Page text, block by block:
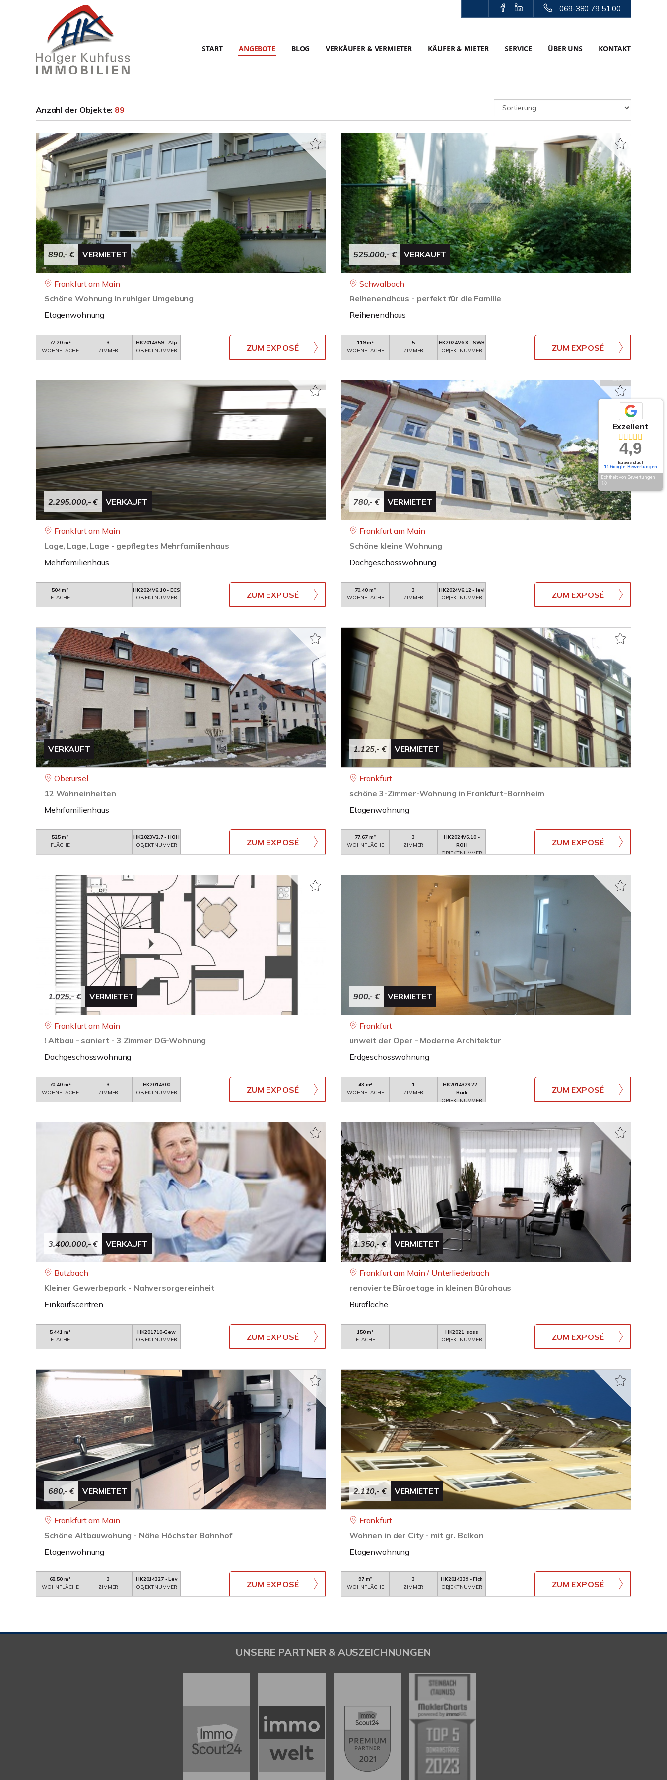
069-380 79 51 00
START ANGEBOTE BLOG VERKÄUFER & VERMIETER KÄUFER & MIETER SERVICE ÜBER UNS KONTAKT
Anzahl der Objekte: 89
890,- € VERMIETET
Frankfurt am Main
Schöne Wohnung in ruhiger Umgebung
Etagenwohnung
77,20 m²
WOHNFLÄCHE
3
ZIMMER
HK2014359 - Alp
OBJEKTNUMMER
ZUM EXPOSÉ
525.000,- € VERKAUFT
Schwalbach
Reihenendhaus - perfekt für die Familie
Reihenendhaus
119 m²
WOHNFLÄCHE
5
ZIMMER
HK2024V6.8 - SWB
OBJEKTNUMMER
ZUM EXPOSÉ
2.295.000,- € VERKAUFT
Frankfurt am Main
Lage, Lage, Lage - gepflegtes Mehrfamilienhaus
Mehrfamilienhaus
504 m²
FLÄCHE
HK2024V6.10 - ECS
OBJEKTNUMMER
ZUM EXPOSÉ
780,- € VERMIETET
Frankfurt am Main
Schöne kleine Wohnung
Dachgeschosswohnung
70,40 m²
WOHNFLÄCHE
3
ZIMMER
HK2024V6.12 - levl
OBJEKTNUMMER
ZUM EXPOSÉ
VERKAUFT
Oberursel
12 Wohneinheiten
Mehrfamilienhaus
525 m²
FLÄCHE
HK2023V2.7 - HOH
OBJEKTNUMMER
ZUM EXPOSÉ
1.125,- € VERMIETET
Frankfurt
schöne 3-Zimmer-Wohnung in Frankfurt-Bornheim
Etagenwohnung
77,67 m²
WOHNFLÄCHE
3
ZIMMER
HK2024V6.10 -
ROH
OBJEKTNUMMER
ZUM EXPOSÉ
1.025,- € VERMIETET
Frankfurt am Main
! Altbau - saniert - 3 Zimmer DG-Wohnung
Dachgeschosswohnung
70,40 m²
WOHNFLÄCHE
3
ZIMMER
HK2014300
OBJEKTNUMMER
ZUM EXPOSÉ
900,- € VERMIETET
Frankfurt
unweit der Oper - Moderne Architektur
Erdgeschosswohnung
43 m²
WOHNFLÄCHE
1
ZIMMER
HK2014329.22 -
Bark
OBJEKTNUMMER
ZUM EXPOSÉ
3.400.000,- € VERKAUFT
Butzbach
Kleiner Gewerbepark - Nahversorgereinheit
Einkaufscentren
5.441 m²
FLÄCHE
HK201710-Gew
OBJEKTNUMMER
ZUM EXPOSÉ
1.350,- € VERMIETET
Frankfurt am Main / Unterliederbach
renovierte Büroetage in kleinen Bürohaus
Bürofläche
150 m²
FLÄCHE
HK2021_soss
OBJEKTNUMMER
ZUM EXPOSÉ
680,- € VERMIETET
Frankfurt am Main
Schöne Altbauwohung - Nähe Höchster Bahnhof
Etagenwohnung
68,50 m²
WOHNFLÄCHE
3
ZIMMER
HK2014327 - Lev
OBJEKTNUMMER
ZUM EXPOSÉ
2.110,- € VERMIETET
Frankfurt
Wohnen in der City - mit gr. Balkon
Etagenwohnung
97 m²
WOHNFLÄCHE
3
ZIMMER
HK2014339 - Fich
OBJEKTNUMMER
ZUM EXPOSÉ
Exzellent
4,9
Basierend auf
11 Google-Bewertungen
Echtheit von Bewertungen
UNSERE PARTNER & AUSZEICHNUNGEN